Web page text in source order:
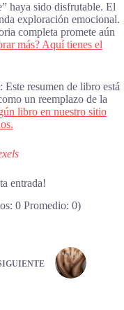
haya sido disfrutable. El
exploración emocional.
completa promete aún
más? Aquí tienes el
resumen de libro está
un reemplazo de la
libro en nuestro sitio
entrada!
0Promedio: 0)